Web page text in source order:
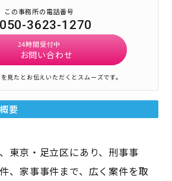
この事務所の電話番号
050-3623-1270
24時間受付中
お問い合わせ
見たとお伝えいただくとスムーズです。
要
東京・足立区にあり、刑事事
、家事事件まで、広く案件を取